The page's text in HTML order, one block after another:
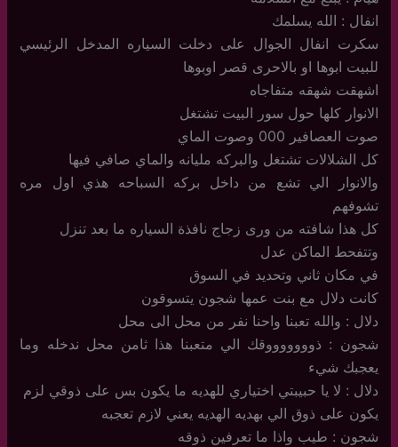
انفال : الله يسلمك
سكرت انفال الجوال على دخلت السياره المدخل الرئيسي
للبيت ابوها او بالاحرى قصر اوبوها
اشهقت شهقه متفاجاه
الانوار كلها حول سور البيت تشتغل
صوت العصافير 000 وصوت الماي
كل الشلالات تشتغل والبركه مليانه والماي صافي فيها
والانوار الي تشع من داخل بركه السباحه هذي اول مره
تشوفهم
كل هذا شافته من ورى زجاج نافذة السياره ما بعد تنزل
وتتفحط الماكن عدل
في مكان ثاني وتحديد في السوق
كانت دلال مع بنت عمها شجون يتسوقون
دلال : والله تعبنا واحنا نفر من محل الى محل
شجون : ذوووووووقك الي متعبنا هذا ثامن محل ندخله وما
يعجبك شيء
دلال : لا يا حبيبتي اختياري للهديه ما يكون بس على ذوقي لزم
يكون على ذوق الي بهديه الهديه يعني لازم تعجبه
شجون : طيب واذا ما تعرفين ذوقه